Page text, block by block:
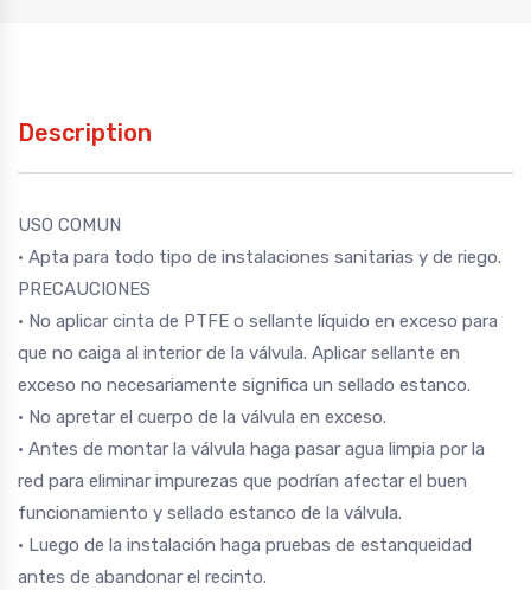
Description
USO COMUN
• Apta para todo tipo de instalaciones sanitarias y de riego.
PRECAUCIONES
• No aplicar cinta de PTFE o sellante líquido en exceso para
que no caiga al interior de la válvula. Aplicar sellante en
exceso no necesariamente significa un sellado estanco.
• No apretar el cuerpo de la válvula en exceso.
• Antes de montar la válvula haga pasar agua limpia por la
red para eliminar impurezas que podrían afectar el buen
funcionamiento y sellado estanco de la válvula.
• Luego de la instalación haga pruebas de estanqueidad
antes de abandonar el recinto.